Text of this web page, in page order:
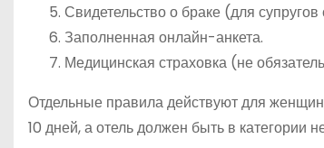
Свидетельство о браке (для
Заполненная онлайн-анкета.
Медицинская страховка (не
Отдельные правила действуют для
10 дней, а отель должен быть в категории